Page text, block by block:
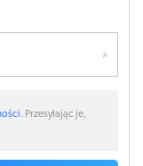
. Przesyłając je,